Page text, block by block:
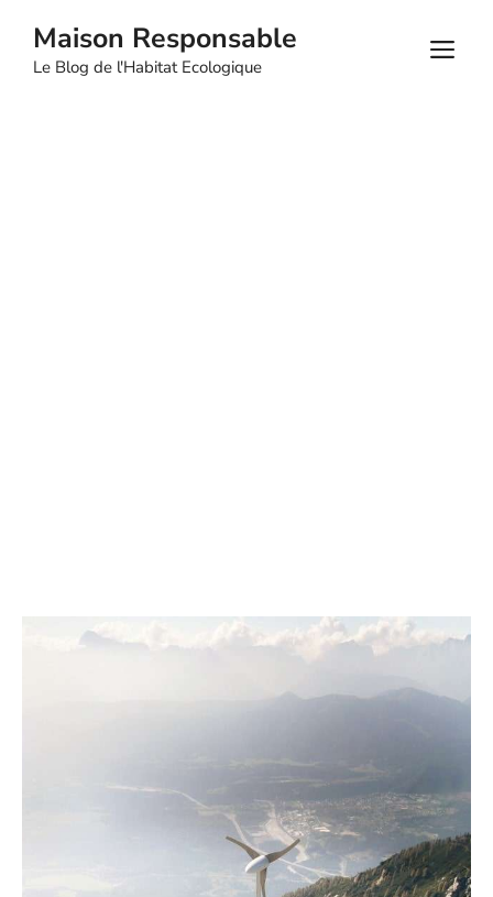
contenu
Maison Responsable
Le Blog de l'Habitat Ecologique